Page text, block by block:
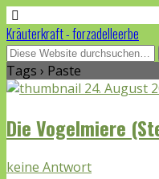
Kräuterkraft - forzadelleerbe
Tags › Paste
24. August
Die Vogelmiere
keine Antwort